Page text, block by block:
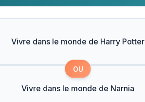
Vivre dans le monde de Harry Potter
OU
Vivre dans le monde de Narnia